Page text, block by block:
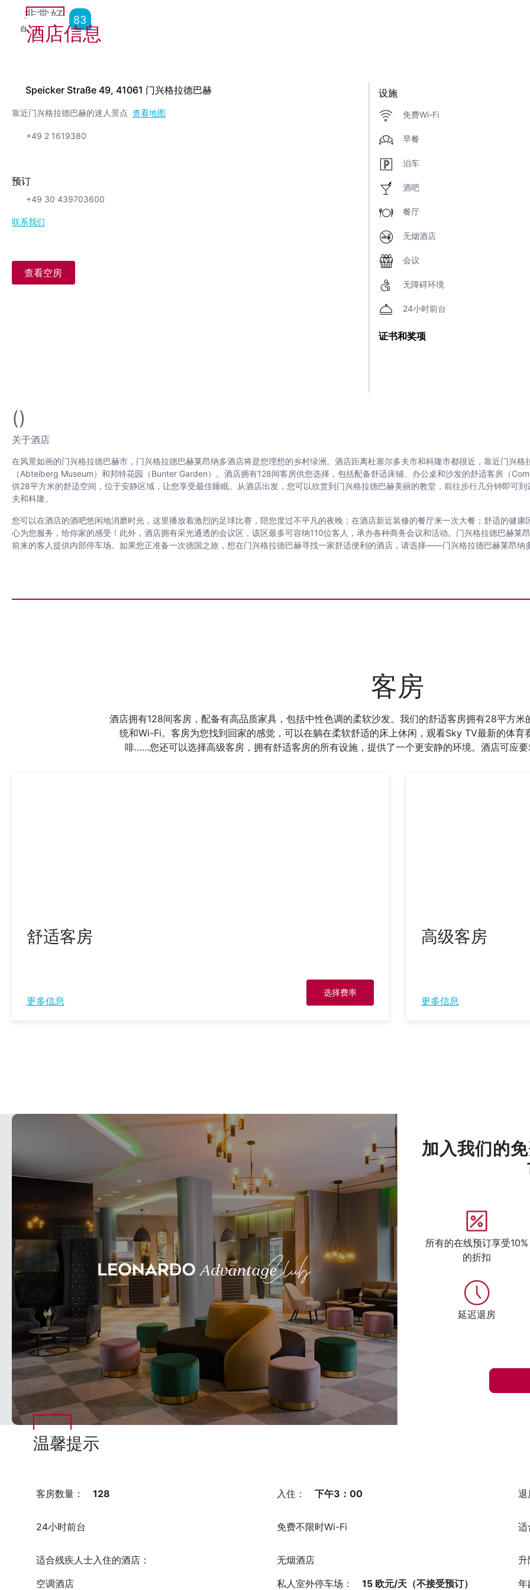
非常好
自3,621点评
83
酒店信息
Speicker Straße 49, 41061 门兴格拉德巴赫
靠近门兴格拉德巴赫的迷人景点 查看地图
+49 2 1619380
预订
+49 30 439703600
联系我们
查看空房
设施
免费Wi-Fi
早餐
泊车
酒吧
餐厅
无烟酒店
会议
无障碍环境
24小时前台
证书和奖项
()
关于酒店
在风景如画的门兴格拉德巴赫市，门兴格拉德巴赫莱昂纳多酒店将是您理想的乡村绿洲。酒店距离杜塞尔多夫市和科隆市都很近，靠近门兴
（Abteiberg Museum）和邦特花园（Bunter Garden）。酒店拥有128间客房供您选择，包括配备舒适床铺、办公桌和沙发的舒适客房（
供28平方米的舒适空间，位于安静区域，让您享受最佳睡眠。从酒店出发，您可以欣赏到门兴格拉德巴赫美丽的教堂，前往步行几分钟即可
夫和科隆。
您可以在酒店的酒吧悠闲地消磨时光，这里播放着激烈的足球比赛，陪您度过不平凡的夜晚；在酒店新近装修的餐厅来一次大餐；舒适的健
心为您服务，给你家的感受！此外，酒店拥有采光通透的会议区，该区最多可容纳110位客人，承办各种商务会议和活动。门兴格拉德巴赫莱
前来的客人提供内部停车场。如果您正准备一次德国之旅，想在门兴格拉德巴赫寻找一家舒适便利的酒店，请选择——门兴格拉德巴赫莱昂纳
客房
酒店拥有128间客房，配备有高品质家具，包括中性色调的柔软沙发。我们的舒适客房拥有28平方
统和Wi-Fi。客房为您找到回家的感觉，可以在躺在柔软舒适的床上休闲，观看Sky TV最新的体育
啡……您还可以选择高级客房，拥有舒适客房的所有设施，提供了一个更安静的环境。酒店可应
舒适客房
更多信息
选择费率
高级客房
更多信息
加入我们的
所有的在线预订享受10%
的折扣
延迟退房
温馨提示
客房数量： 128 入住： 下午3：00 退
24小时前台 免费不限时Wi-Fi 适
适合残疾人士入住的酒店： 无烟酒店
空调酒店
私人室外停车场： 15 欧元/天（不接受预订） 年